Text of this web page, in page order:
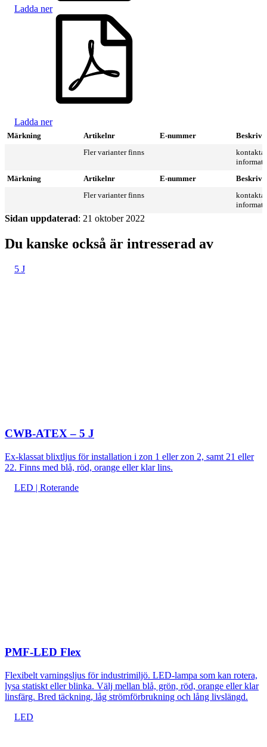
Ladda ner
Ladda ner
Märkning Artikelnr E-nummer
Fler varianter finns
kontakta
Märkning
Artikelnr E-nummer
Fler varianter finns
kontakta
Sidan uppdaterad: 21 oktober 2022
Du kanske också är intresserad av
5 J
CWB-ATEX – 5 J
Ex-klassat blixtljus för installation i zon 1 eller zon 2, samt 21 eller
22. Finns med blå, röd, orange eller klar lins.
LED | Roterande
PMF-LED Flex
Flexibelt varningsljus för industrimiljö. LED-lampa som kan rotera,
lysa statiskt eller blinka. Välj mellan blå, grön, röd, orange eller klar
linsfärg. Bred täckning, låg strömförbrukning och lång livslängd.
LED